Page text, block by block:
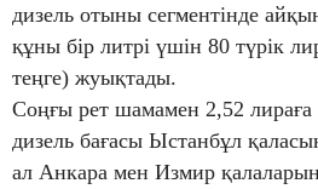
дизель отыны сегментінде
құны бір литрі үшін 80 түрік
теңге) жуықтады.
Соңғы рет шамамен 2,52 лираға
дизель бағасы Ыстанбұл
ал Анкара мен Измир